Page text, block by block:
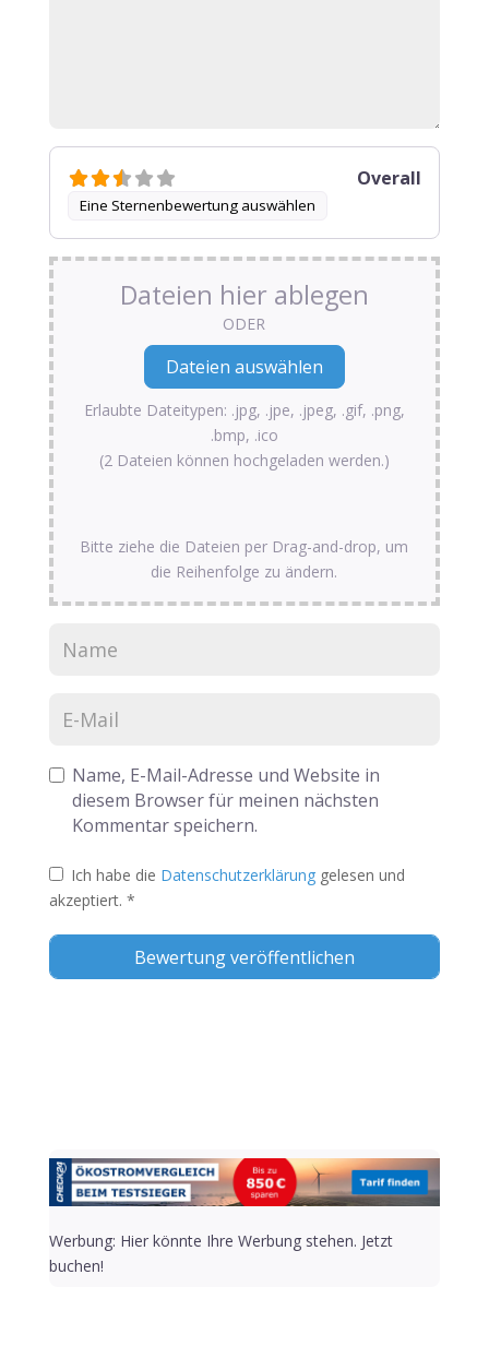
Eine Sternenbewertung auswählen
Overall
Dateien hier ablegen
ODER
Erlaubte Dateitypen: .jpg, .jpe, .jpeg, .gif, .png,
.bmp, .ico
(2 Dateien können hochgeladen werden.)
Bitte ziehe die Dateien per Drag-and-drop, um
die Reihenfolge zu ändern.
Name, E-Mail-Adresse und Website in
diesem Browser für meinen nächsten
Kommentar speichern.
Ich habe die Datenschutzerklärung gelesen und
akzeptiert. *
Werbung: Hier könnte Ihre Werbung stehen. Jetzt
buchen!